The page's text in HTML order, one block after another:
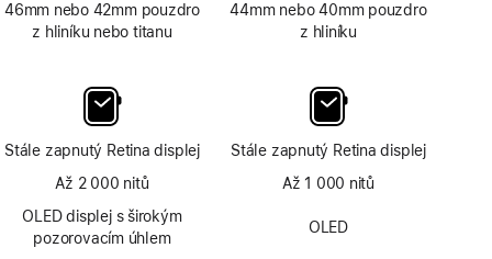
46mm nebo 42mm pouzdro
z hliníku nebo titanu
Stále zapnutý Retina displej
Až 2 000 nitů
OLED displej s širokým
pozorovacím úhlem
44mm nebo 40mm pouzdro
z hliníku
Stále zapnutý Retina displej
Až 1 000 nitů
OLED